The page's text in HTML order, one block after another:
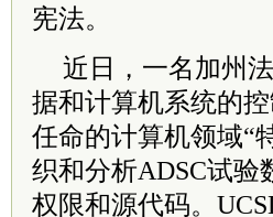
宪法。
近日，一名加州
据和计算机系统的
任命的计算机领域“
织和分析ADSC试验
权限和源代码。